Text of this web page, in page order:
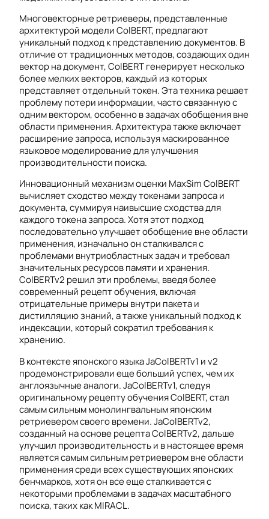
Многовекторные ретриеверы, представленные
архитектурой модели ColBERT, предлагают
уникальный подход к представлению документов. В
отличие от традиционных методов, создающих один
вектор на документ, ColBERT генерирует несколько
более мелких векторов, каждый из которых
представляет отдельный токен. Эта техника решает
проблему потери информации, часто связанную с
одним вектором, особенно в задачах обобщения вне
области применения. Архитектура также включает
расширение запроса, используя маскированное
языковое моделирование для улучшения
производительности поиска.
Инновационный механизм оценки MaxSim ColBERT
вычисляет сходство между токенами запроса и
документа, суммируя наивысшие сходства для
каждого токена запроса. Хотя этот подход
последовательно улучшает обобщение вне области
применения, изначально он сталкивался с
проблемами внутриобластных задач и требовал
значительных ресурсов памяти и хранения.
ColBERTv2 решил эти проблемы, введя более
современный рецепт обучения, включая
отрицательные примеры внутри пакета и
дистилляцию знаний, а также уникальный подход к
индексации, который сократил требования к
хранению.
В контексте японского языка JaColBERTv1 и v2
продемонстрировали еще больший успех, чем их
англоязычные аналоги. JaColBERTv1, следуя
оригинальному рецепту обучения ColBERT, стал
самым сильным монолингвальным японским
ретриевером своего времени. JaColBERTv2,
созданный на основе рецепта ColBERTv2, дальше
улучшил производительность и в настоящее время
является самым сильным ретриевером вне области
применения среди всех существующих японских
бенчмарков, хотя он все еще сталкивается с
некоторыми проблемами в задачах масштабного
поиска, таких как MIRACL.